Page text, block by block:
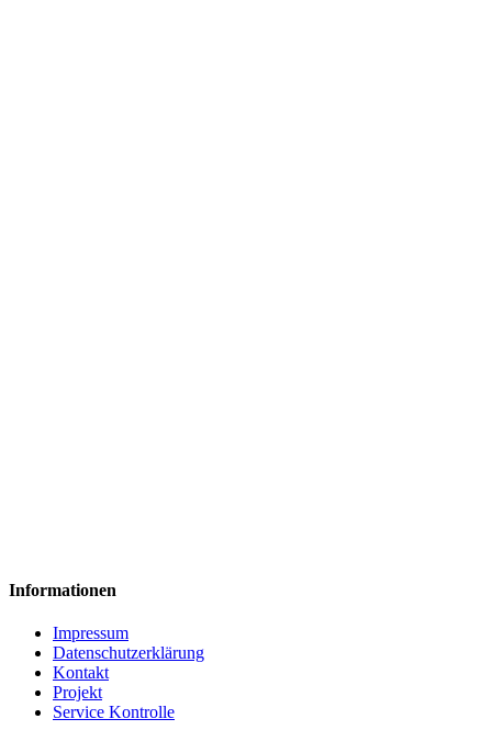
Informationen
Impressum
Datenschutzerklärung
Kontakt
Projekt
Service Kontrolle